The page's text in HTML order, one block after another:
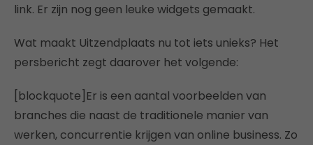
link. Er zijn nog geen leuke widgets gemaakt.
Wat maakt Uitzendplaats nu tot iets unieks? Het
persbericht zegt daarover het volgende:
[blockquote]Er is een aantal voorbeelden van
branches die naast de traditionele manier van
werken, concurrentie krijgen van online business. Zo